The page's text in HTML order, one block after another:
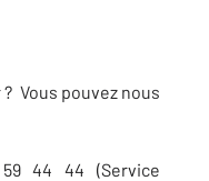
Vous pouvez nous
44 44 (Service